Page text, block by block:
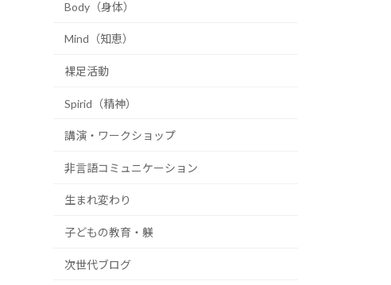
Body（身体）
Mind（知恵）
裸足活動
Spirid（精神）
講演・ワークショップ
非言語コミュニケーション
生まれ変わり
子どもの教育・躾
次世代ブログ